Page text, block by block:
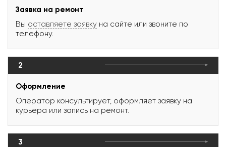
Заявка на ремонт
Вы оставляете заявку на сайте или звоните по
телефону.
2
Оформление
Оператор консультирует, оформляет заявку на
курьера или запись на ремонт.
3